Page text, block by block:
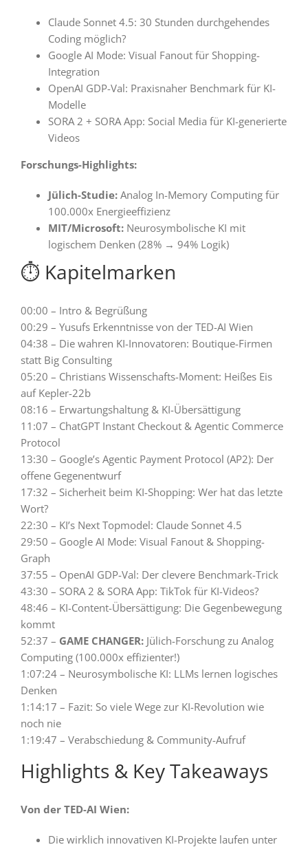
Claude Sonnet 4.5: 30 Stunden durchgehendes
Coding möglich?
Google AI Mode: Visual Fanout für Shopping-
Integration
OpenAI GDP-Val: Praxisnaher Benchmark für KI-
Modelle
SORA 2 + SORA App: Social Media für KI-generierte
Videos
Forschungs-Highlights:
Jülich-Studie:Analog In-Memory Computing für
100.000x Energieeffizienz
MIT/Microsoft:Neurosymbolische KI mit
logischem Denken (28% → 94% Logik)
⏱️ Kapitelmarken
00:00 – Intro & Begrüßung
00:29 – Yusufs Erkenntnisse von der TED-AI Wien
04:38 – Die wahren KI-Innovatoren: Boutique-Firmen
statt Big Consulting
05:20 – Christians Wissenschafts-Moment: Heißes Eis
auf Kepler-22b
08:16 – Erwartungshaltung & KI-Übersättigung
11:07 – ChatGPT Instant Checkout & Agentic Commerce
Protocol
13:30 – Google’s Agentic Payment Protocol (AP2): Der
offene Gegenentwurf
17:32 – Sicherheit beim KI-Shopping: Wer hat das letzte
Wort?
22:30 – KI’s Next Topmodel: Claude Sonnet 4.5
29:50 – Google AI Mode: Visual Fanout & Shopping-
Graph
37:55 – OpenAI GDP-Val: Der clevere Benchmark-Trick
43:30 – SORA 2 & SORA App: TikTok für KI-Videos?
48:46 – KI-Content-Übersättigung: Die Gegenbewegung
kommt
52:37 – GAME CHANGER:Jülich-Forschung zu Analog
Computing (100.000x effizienter!)
1:07:24 – Neurosymbolische KI: LLMs lernen logisches
Denken
1:14:17 – Fazit: So viele Wege zur KI-Revolution wie
noch nie
1:19:47 – Verabschiedung & Community-Aufruf
Highlights & Key Takeaways
Von der TED-AI Wien:
Die wirklich innovativen KI-Projekte laufen unter